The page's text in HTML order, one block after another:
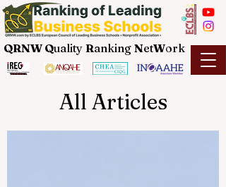
QRNW Quality Ranking NetWork
All Articles